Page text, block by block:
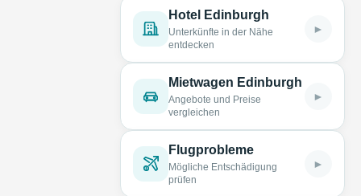
Hotel Edinburgh
Unterkünfte in der Nähe
entdecken
►
Mietwagen Edinburgh
Angebote und Preise
vergleichen
►
Flugprobleme
Mögliche Entschädigung
prüfen
►